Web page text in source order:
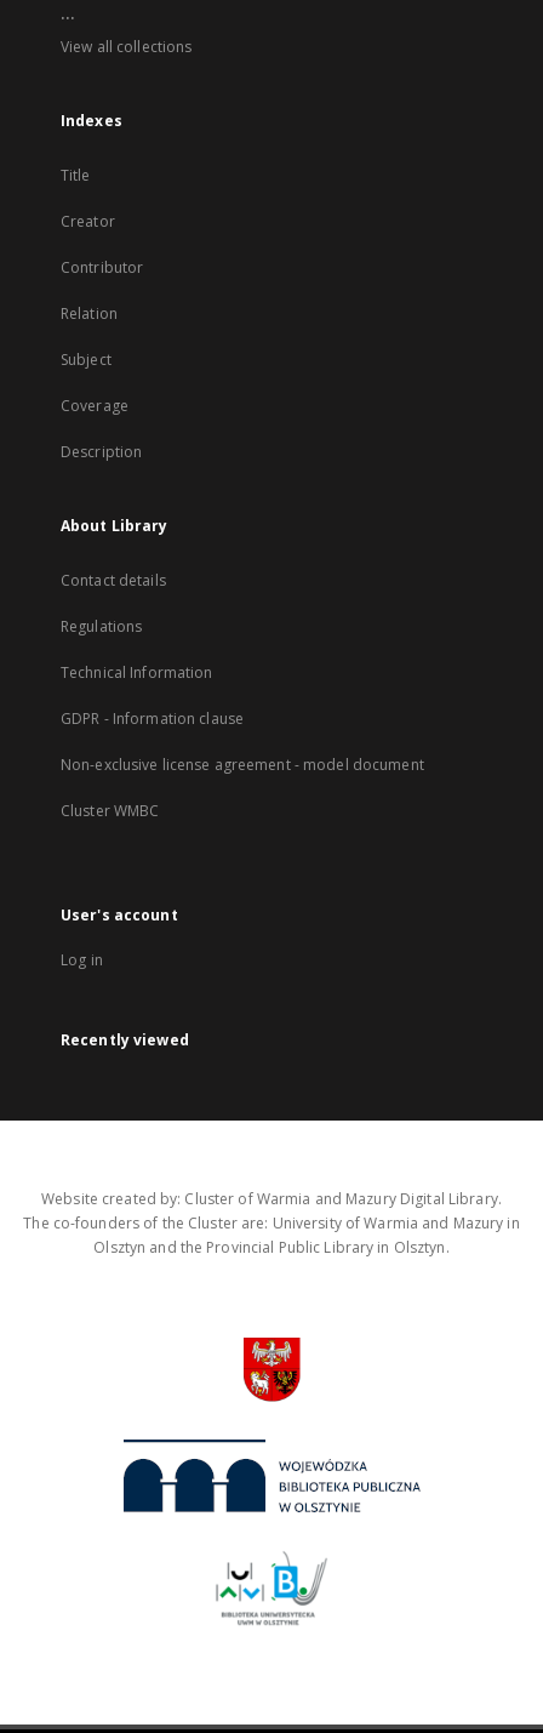
...
View all collections
Indexes
Title
Creator
Contributor
Relation
Subject
Coverage
Description
About Library
Contact details
Regulations
Technical Information
GDPR - Information clause
Non-exclusive license agreement - model document
Cluster WMBC
User's account
Log in
Recently viewed
Website created by: Cluster of Warmia and Mazury Digital Library.
The co-founders of the Cluster are: University of Warmia and Mazury in
Olsztyn and the Provincial Public Library in Olsztyn.